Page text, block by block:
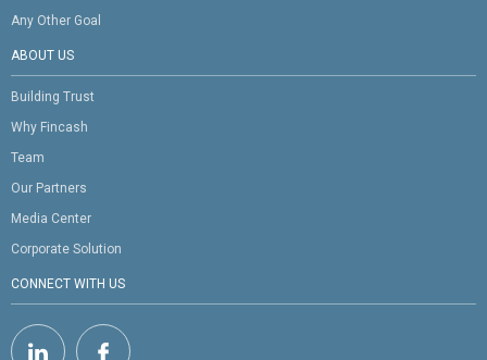
Any Other Goal
ABOUT US
Building Trust
Why Fincash
Team
Our Partners
Media Center
Corporate Solution
CONNECT WITH US